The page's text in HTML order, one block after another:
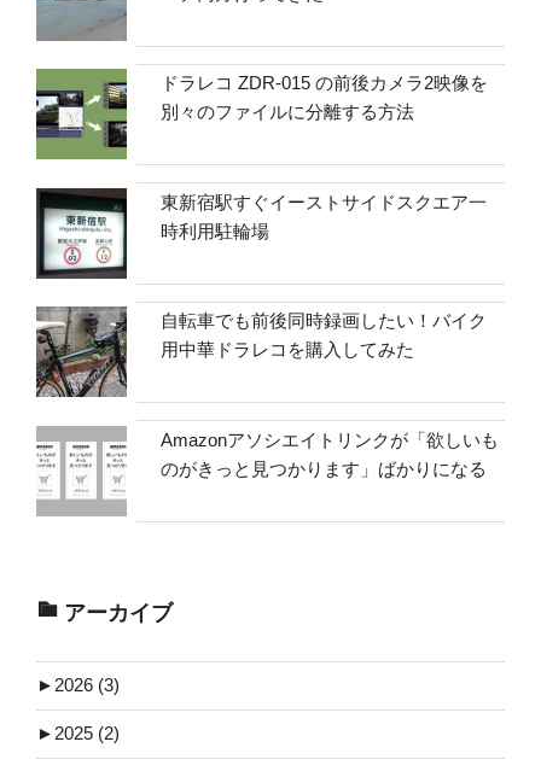
ドラレコ ZDR-015 の前後カメラ2映像を
別々のファイルに分離する方法
東新宿駅すぐイーストサイドスクエア一
時利用駐輪場
自転車でも前後同時録画したい！バイク
用中華ドラレコを購入してみた
Amazonアソシエイトリンクが「欲しいも
のがきっと見つかります」ばかりになる
アーカイブ
► 2026 (3)
► 2025 (2)